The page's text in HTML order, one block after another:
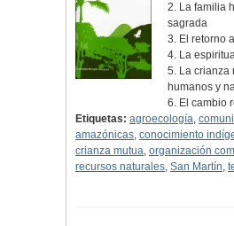
2. La familia
sagrada
3. El retorno
4. La
5. La crianza
humanos y
6. El cambio
Etiquetas: agroecología,
amazónicas, conocimiento
crianza mutua, organización
recursos naturales, San Martín,